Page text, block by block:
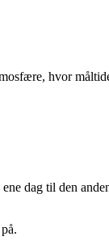
hvor
dag til den